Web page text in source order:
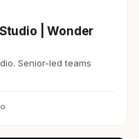
| Wonder
Senior-led teams